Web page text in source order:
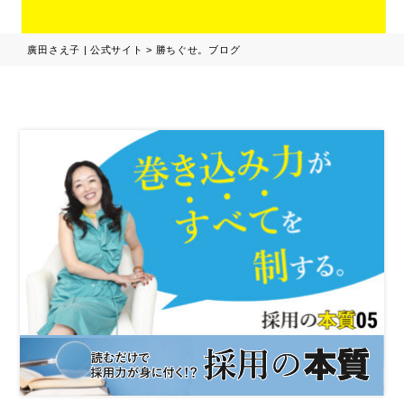
廣田さえ子 | 公式サイト > 勝ちぐせ。ブログ